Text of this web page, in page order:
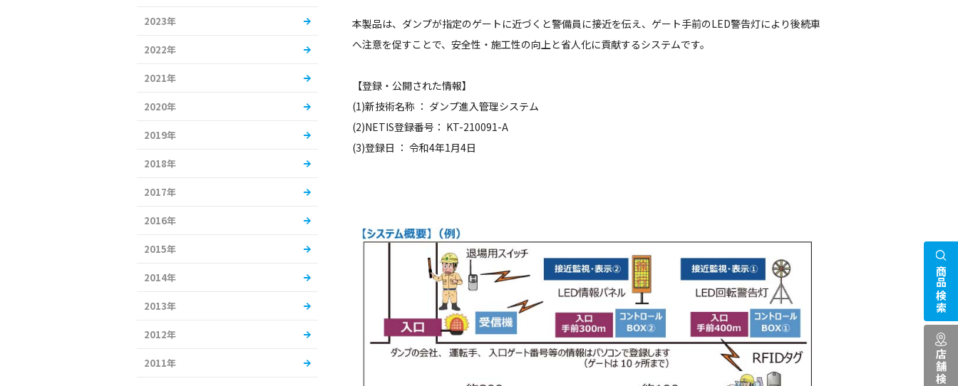
本製品は、ダンプが指定のゲートに近づくと警備員に接近を伝え、ゲート手前のLED警告灯により後続車
へ注意を促すことで、安全性・施工性の向上と省人化に貢献するシステムです。
【登録・公開された情報】
(1)新技術名称 ： ダンプ進入管理システム
(2)NETIS登録番号： KT-210091-A
(3)登録日 ： 令和4年1月4日
2023年
2022年
2021年
2020年
2019年
2018年
2017年
2016年
2015年
2014年
2013年
2012年
2011年
商品検索
店舗検索